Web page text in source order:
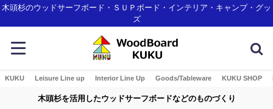
木頭杉のウッドサーフボード・ＳＵＰボード・インテリア・キャンプ・グッ
ズ
KUKU Leisure Line up Interior Line Up Goods/Tableware KUKU SHOP
木頭杉を活用したウッドサーフボードなどのものづくり